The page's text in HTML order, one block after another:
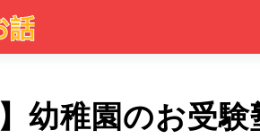
】幼稚園のお受